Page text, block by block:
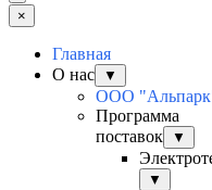
×
Главная
О нас
▼
ООО
Программа
поставок
▼
▼